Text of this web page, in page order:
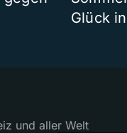
Glück
und aller Welt